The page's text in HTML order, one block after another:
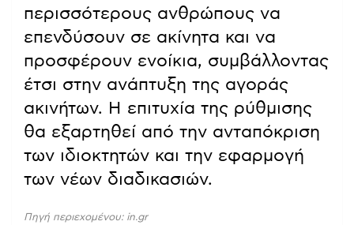
περισσότερους ανθρώπους να
επενδύσουν σε ακίνητα και να
προσφέρουν ενοίκια, συμβάλλοντας
έτσι στην ανάπτυξη της αγοράς
ακινήτων. Η επιτυχία της ρύθμισης
θα εξαρτηθεί από την ανταπόκριση
των ιδιοκτητών και την εφαρμογή
των νέων διαδικασιών.
Πηγή περιεχομένου: in.gr